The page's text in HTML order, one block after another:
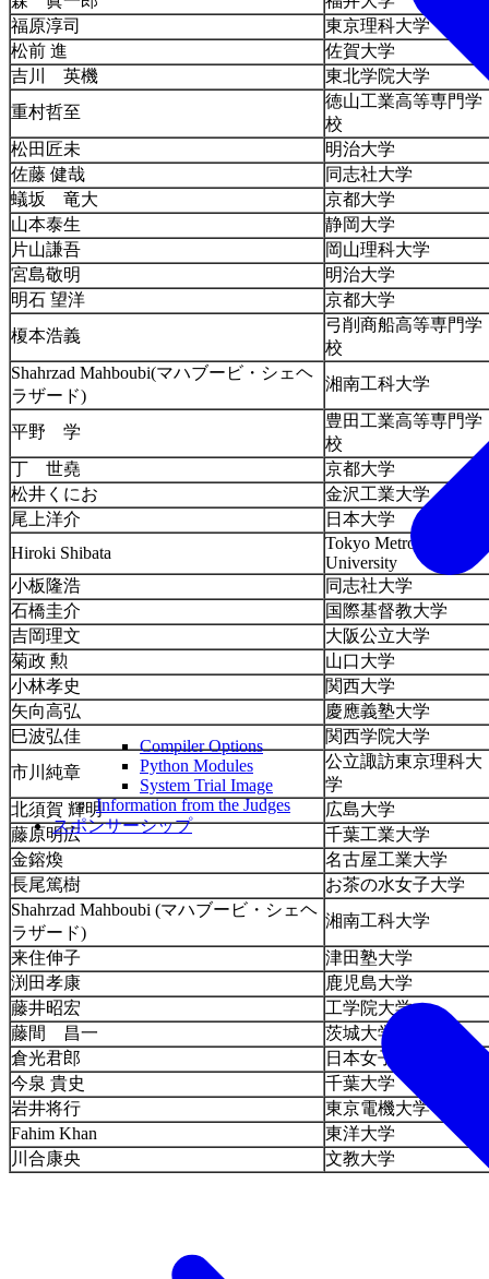
Compiler Options
Python Modules
System Trial Image
Information from the Judges
スポンサーシップ
福原淳司
東京理科大学
松前 進
佐賀大学
吉川 英機
東北学院大学
重村哲至
徳山工業高等専門学
校
松田匠未
明治大学
佐藤 健哉
同志社大学
蟻坂 竜大
京都大学
山本泰生
静岡大学
片山謙吾
岡山理科大学
宮島敬明
明治大学
明石 望洋
京都大学
榎本浩義
弓削商船高等専門学
校
Shahrzad Mahboubi(マハブービ・シェヘ
ラザード)
湘南工科大学
平野 学
豊田工業高等専門学
校
丁 世堯
京都大学
松井くにお
金沢工業大学
尾上洋介
日本大学
Hiroki Shibata
Tokyo Metropolitan
University
小板隆浩
同志社大学
石橋圭介
国際基督教大学
吉岡理文
大阪公立大学
菊政 勲
山口大学
小林孝史
関西大学
矢向高弘
慶應義塾大学
巳波弘佳
関西学院大学
市川純章
公立諏訪東京理科大
学
北須賀 輝明
広島大学
藤原明広
千葉工業大学
金鎔煥
名古屋工業大学
長尾篤樹
お茶の水女子大学
Shahrzad Mahboubi (マハブービ・シェヘ
ラザード)
湘南工科大学
来住伸子
津田塾大学
渕田孝康
鹿児島大学
藤井昭宏
工学院大学
藤間 昌一
茨城大学
倉光君郎
日本女子大学
今泉 貴史
千葉大学
岩井将行
東京電機大学
Fahim Khan
東洋大学
川合康央
文教大学